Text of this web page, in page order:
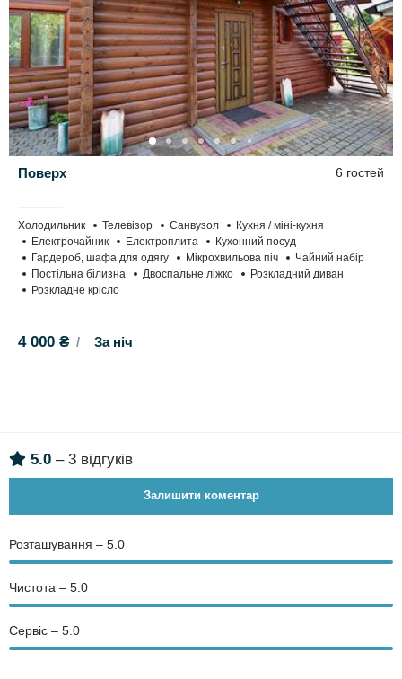
Поверх 6 гостей
Холодильник Телевізор Санвузол
Кухня / міні-кухня
Електрочайник
Електроплита
Кухонний посуд
Гардероб, шафа для одягу
Мікрохвильова піч
Чайний набір
Постільна білизна
Двоспальне ліжко
Розкладний диван
Розкладне крісло
4 000 ₴ За ніч
5.0 – 3 відгуків
Залишити коментар
Розташування – 5.0
Чистота – 5.0
Сервіс – 5.0